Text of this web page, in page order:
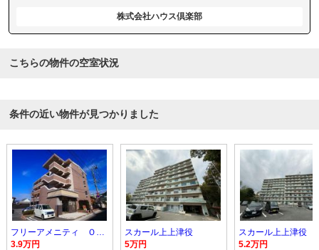
株式会社ハウス倶楽部
こちらの物件の空室状況
条件の近い物件が見つかりました
フリーアメニティ ＯＮＥ
3.9万円
スカール上上津役
5万円
スカール上上津役
5.2万円